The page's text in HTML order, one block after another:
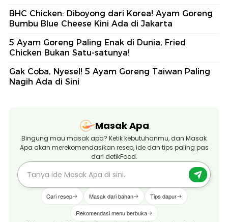
BHC Chicken: Diboyong dari Korea! Ayam Goreng
Bumbu Blue Cheese Kini Ada di Jakarta
5 Ayam Goreng Paling Enak di Dunia, Fried
Chicken Bukan Satu-satunya!
Gak Coba, Nyesel! 5 Ayam Goreng Taiwan Paling
Nagih Ada di Sini
Masak Apa
Bingung mau masak apa? Ketik kebutuhanmu, dan Masak
Apa akan merekomendasikan resep, ide dan tips paling pas
dari detikFood.
Cari resep Masak dari bahan Tips dapur
Rekomendasi menu berbuka